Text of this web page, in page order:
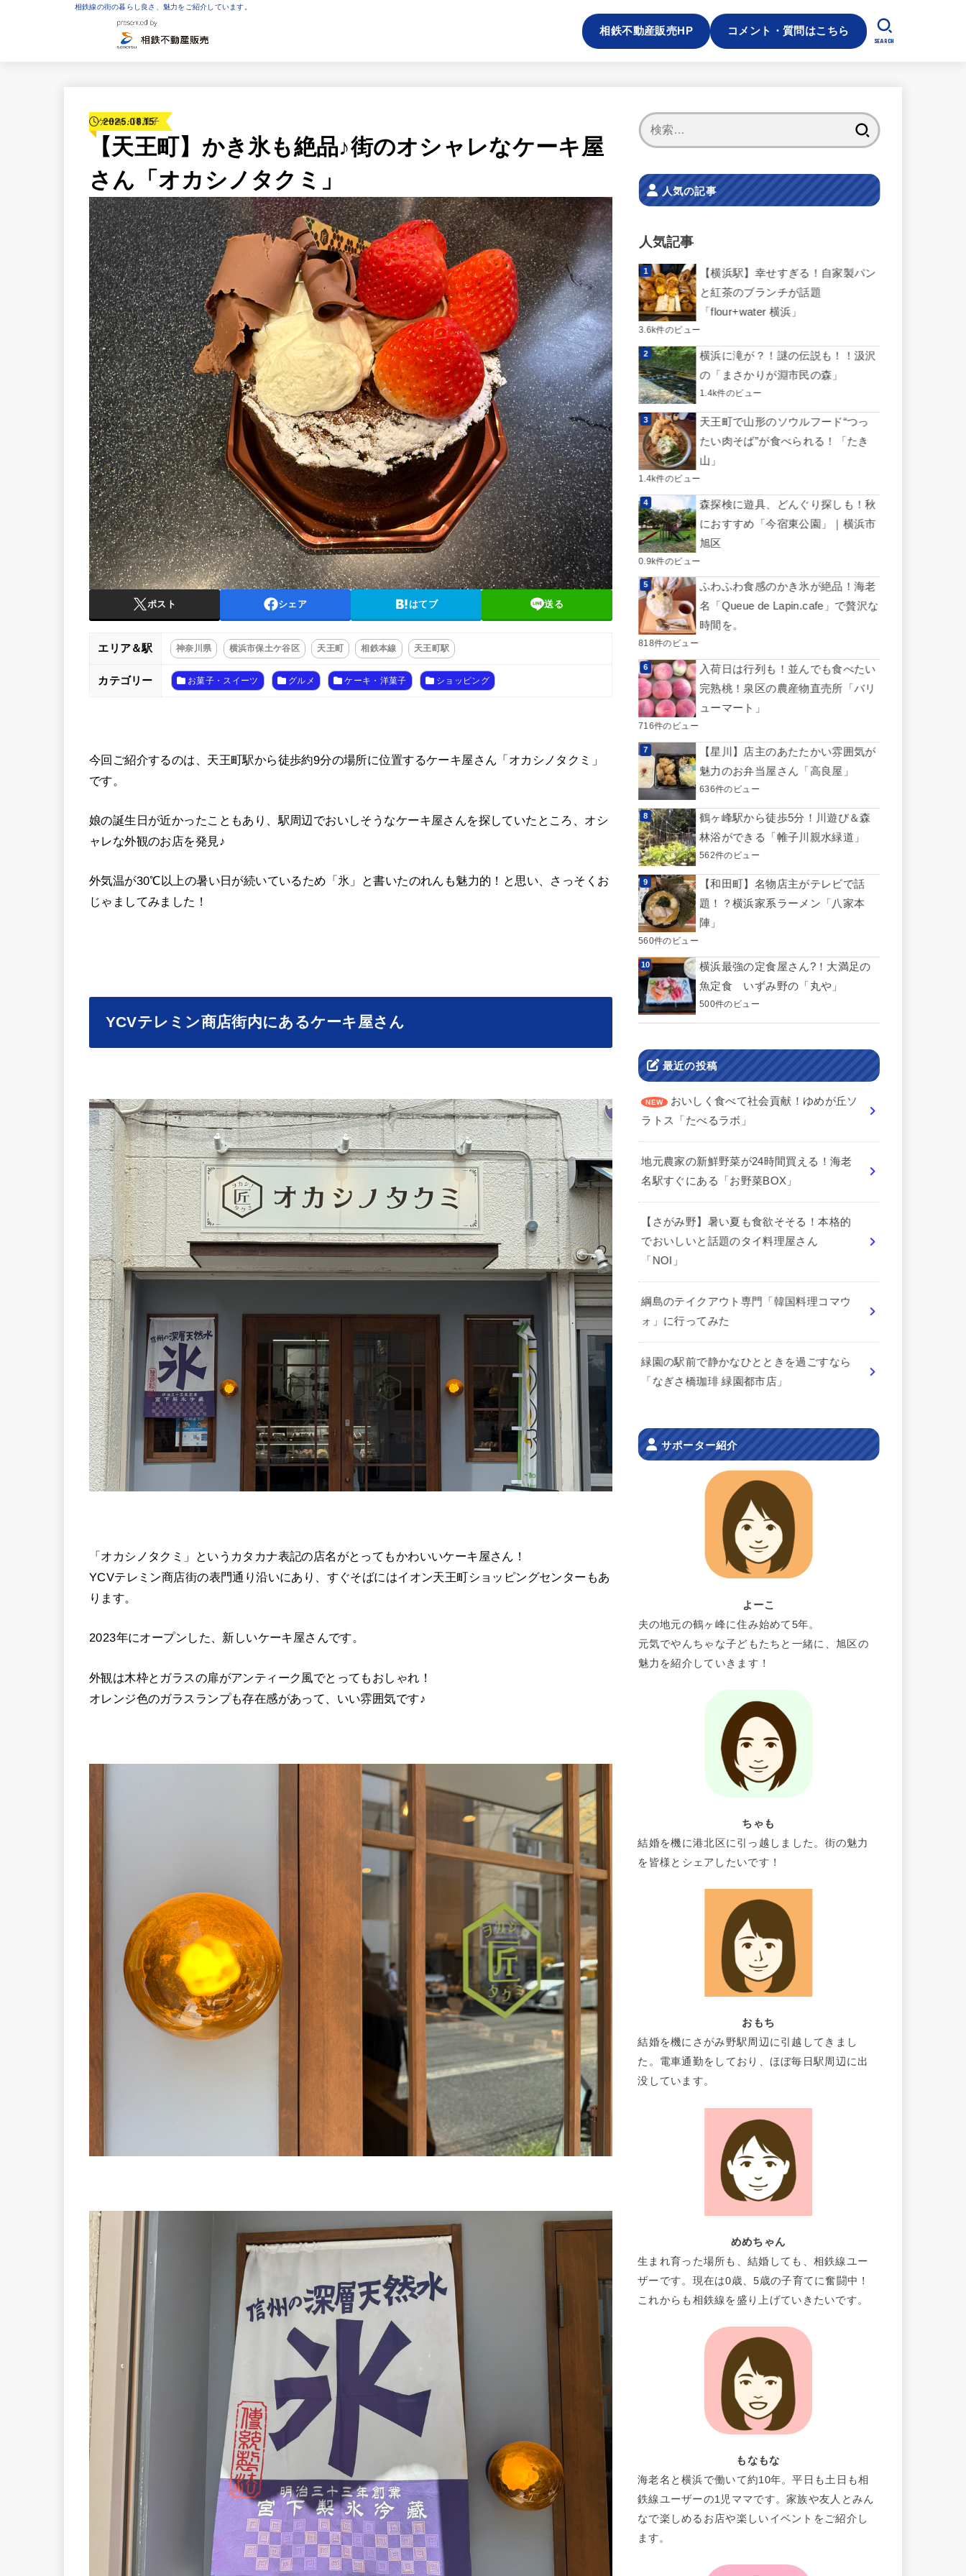
相鉄線の街の暮らし良さ、魅力をご紹介しています。
相鉄不動産販売HP コメント・質問はこちら
SEARCH
ケーキ・洋菓子
2025.08.15
【天王町】かき氷も絶品♪街のオシャレなケーキ屋
さん「オカシノタクミ」
ポスト シェア はてブ 送る
エリア＆駅 神奈川県 横浜市保土ケ谷区 天王町 相鉄本線 天王町駅
カテゴリー お菓子・スイーツ グルメ ケーキ・洋菓子 ショッピング
今回ご紹介するのは、天王町駅から徒歩約9分の場所に位置するケーキ屋さん「オカシノタクミ」
です。
娘の誕生日が近かったこともあり、駅周辺でおいしそうなケーキ屋さんを探していたところ、オシ
ャレな外観のお店を発見♪
外気温が30℃以上の暑い日が続いているため「氷」と書いたのれんも魅力的！と思い、さっそくお
じゃましてみました！
YCVテレミン商店街内にあるケーキ屋さん
「オカシノタクミ」というカタカナ表記の店名がとってもかわいいケーキ屋さん！
YCVテレミン商店街の表門通り沿いにあり、すぐそばにはイオン天王町ショッピングセンターもあ
ります。
2023年にオープンした、新しいケーキ屋さんです。
外観は木枠とガラスの扉がアンティーク風でとってもおしゃれ！
オレンジ色のガラスランプも存在感があって、いい雰囲気です♪
人気の記事
人気記事
【横浜駅】幸せすぎる！自家製パン
と紅茶のブランチが話題
「flour+water 横浜」
3.6k件のビュー
横浜に滝が？！謎の伝説も！！汲沢
の「まさかりが淵市民の森」
1.4k件のビュー
天王町で山形のソウルフード“つっ
たい肉そば”が食べられる！「たき
山」
1.4k件のビュー
森探検に遊具、どんぐり探しも！秋
におすすめ「今宿東公園」｜横浜市
旭区
0.9k件のビュー
ふわふわ食感のかき氷が絶品！海老
名「Queue de Lapin.cafe」で贅沢な
時間を。
818件のビュー
入荷日は行列も！並んでも食べたい
完熟桃！泉区の農産物直売所「バリ
ューマート」
716件のビュー
【星川】店主のあたたかい雰囲気が
魅力のお弁当屋さん「高良屋」
636件のビュー
鶴ヶ峰駅から徒歩5分！川遊び＆森
林浴ができる「帷子川親水緑道」
562件のビュー
【和田町】名物店主がテレビで話
題！？横浜家系ラーメン「八家本
陣」
560件のビュー
横浜最強の定食屋さん?！大満足の
魚定食 いずみ野の「丸や」
500件のビュー
最近の投稿
おいしく食べて社会貢献！ゆめが丘ソ
ラトス「たべるラボ」
地元農家の新鮮野菜が24時間買える！海老
名駅すぐにある「お野菜BOX」
【さがみ野】暑い夏も食欲そそる！本格的
でおいしいと話題のタイ料理屋さん
「NOI」
綱島のテイクアウト専門「韓国料理コマウ
ォ」に行ってみた
緑園の駅前で静かなひとときを過ごすなら
「なぎさ橋珈琲 緑園都市店」
サポーター紹介
よーこ
夫の地元の鶴ヶ峰に住み始めて5年。
元気でやんちゃな子どもたちと一緒に、旭区の
魅力を紹介していきます！
ちゃも
結婚を機に港北区に引っ越しました。街の魅力
を皆様とシェアしたいです！
おもち
結婚を機にさがみ野駅周辺に引越してきまし
た。電車通勤をしており、ほぼ毎日駅周辺に出
没しています。
めめちゃん
生まれ育った場所も、結婚しても、相鉄線ユー
ザーです。現在は0歳、5歳の子育てに奮闘中！
これからも相鉄線を盛り上げていきたいです。
もなもな
海老名と横浜で働いて約10年。平日も土日も相
鉄線ユーザーの1児ママです。家族や友人とみん
なで楽しめるお店や楽しいイベントをご紹介し
ます。